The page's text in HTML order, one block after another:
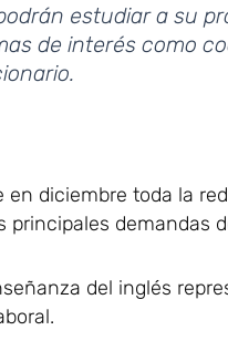
estudiar a su
de interés como
diciembre toda la
demandas
del inglés